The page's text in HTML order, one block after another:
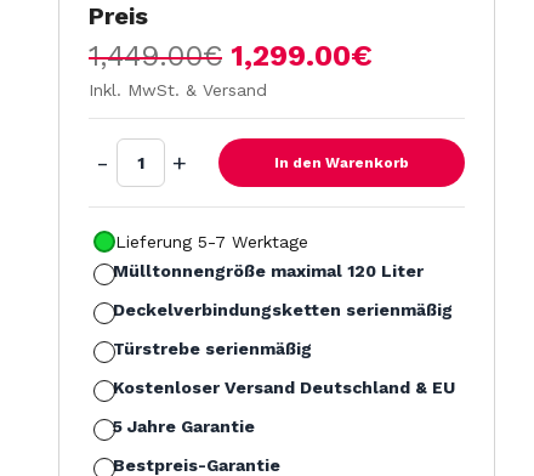
Preis
1,449.00€ 1,299.00€
Inkl. MwSt. & Versand
- + In den Warenkorb
Lieferung 5-7 Werktage
Mülltonnengröße maximal 120 Liter
Deckelverbindungsketten serienmäßig
Türstrebe serienmäßig
Kostenloser Versand Deutschland & EU
5 Jahre Garantie
Bestpreis-Garantie